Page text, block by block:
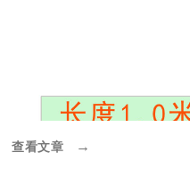
查看文章 →